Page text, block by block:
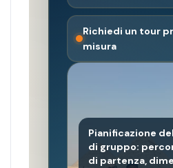
Richiedi un tour
misura
Pianificazione
di gruppo:
di partenza,